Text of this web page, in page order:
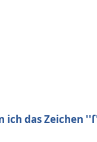
ich das Zeichen